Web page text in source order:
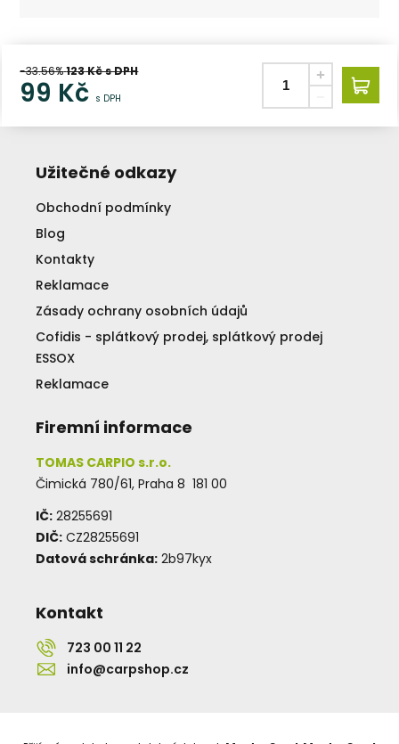
-33.56%123Kč s DPH
99 Kč s DPH
Užitečné odkazy
Obchodní podmínky
Blog
Kontakty
Reklamace
Zásady ochrany osobních údajů
Cofidis - splátkový prodej, splátkový prodej
ESSOX
Reklamace
Firemní informace
TOMAS CARPIO s.r.o.
Čimická 780/61, Praha 8 181 00
IČ: 28255691
DIČ: CZ28255691
Datová schránka: 2b97kyx
Kontakt
723 00 11 22
info@carpshop.cz